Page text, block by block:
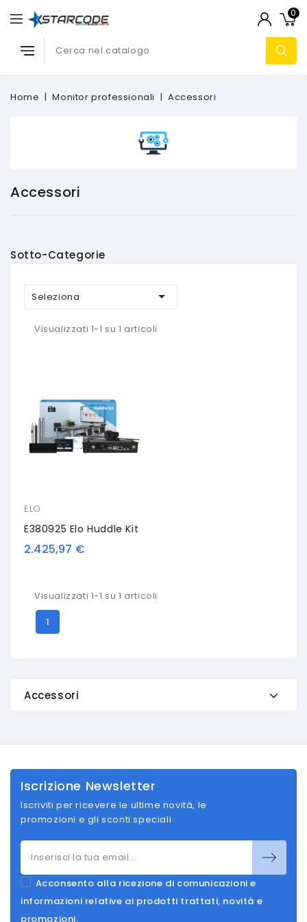
0
Home Monitor professionali Accessori
Accessori
Sotto-Categorie
Seleziona 
Visualizzati 1-1 su 1 articoli
ELO
E380925 Elo Huddle Kit
2.425,97 €
Visualizzati 1-1 su 1 articoli
1
Accessori
Iscrizione Newsletter
Iscriviti per ricevere le ultime novità, le
promozioni e gli sconti speciali
Acconsento alla ricezione di comunicazioni e
informazioni relative ai prodotti trattati, novità e
promozioni.